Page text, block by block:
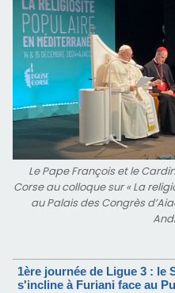
Le Pape François et le
Corse au colloque sur « La
au Palais des Congrès
1ère journée de Ligue 3 : le
s'incline à Furiani face au